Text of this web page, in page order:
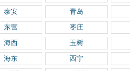
泰安 青岛
东营 枣庄
海西 玉树
海东 西宁